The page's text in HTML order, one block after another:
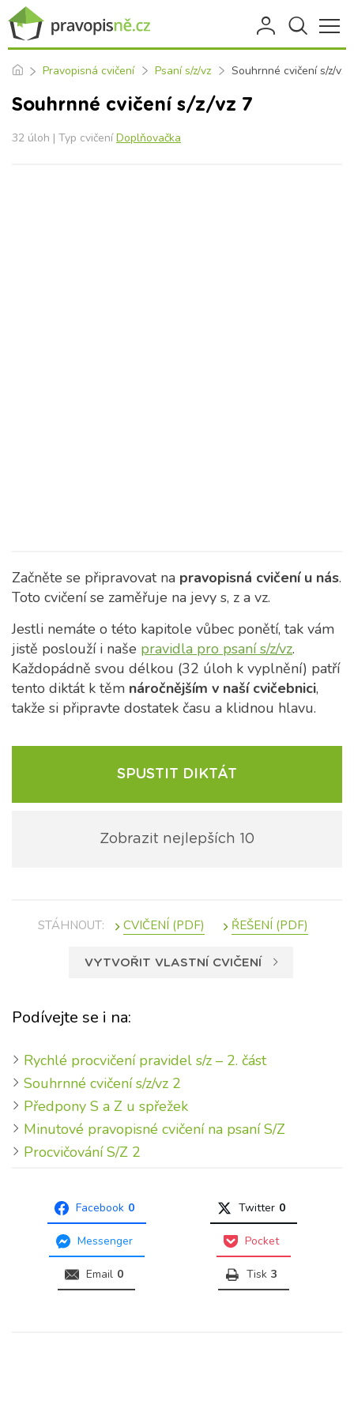
Pravopisná cvičení Psaní s/z/vz Souhrnné cvičení s/z/vz
Souhrnné cvičení s/z/vz 7
32 úloh | Typ cvičeníDoplňovačka
Začněte se připravovat na pravopisná cvičení u nás.
Toto cvičení se zaměřuje na jevy s, z a vz.
Jestli nemáte o této kapitole vůbec ponětí, tak vám
jistě poslouží i naše pravidla pro psaní s/z/vz.
Každopádně svou délkou (32 úloh k vyplnění) patří
tento diktát k těm náročnějším v naší cvičebnici,
takže si připravte dostatek času a klidnou hlavu.
SPUSTIT DIKTÁT
Zobrazit nejlepších 10
STÁHNOUT:
VYTVOŘIT VLASTNÍ CVIČENÍ
Podívejte se i na:
Rychlé procvičení pravidel s/z – 2. část
Souhrnné cvičení s/z/vz 2
Předpony S a Z u spřežek
Minutové pravopisné cvičení na psaní S/Z
Procvičování S/Z 2
Facebook 0 Twitter 0
Messenger Pocket
Email 0 Tisk 3